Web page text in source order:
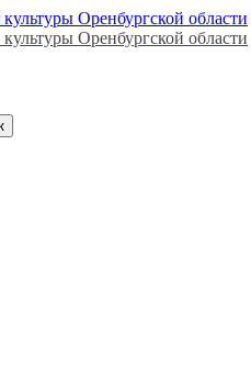
Оренбургской области
Оренбургской области